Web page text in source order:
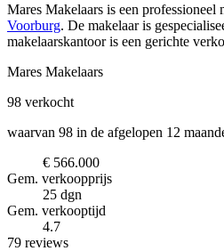
Mares Makelaars is een professioneel
Voorburg. De makelaar is
makelaarskantoor is een gerichte
Mares Makelaars
98 verkocht
waarvan 98 in de afgelopen 12
€ 566.000
Gem. verkoopprijs
25 dgn
Gem. verkooptijd
4.7
79 reviews